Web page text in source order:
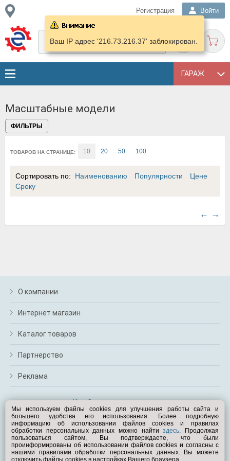
Регистрация Войти
ГАРАЖ
Ваш IP адрес '216.73.216.37' заблокирован.
Масштабные модели
ФИЛЬТРЫ
ТОВАРОВ НА СТРАНИЦЕ: 10 20 50 100
Сортировать по: Наименованию Популярности
Цене
Сроку
← →
О компании
Интернет магазин
Каталог товаров
Партнерство
Реклама
Перейти на полную версию
Вам помочь?
© Exist.ru 1998—2026
Мы используем файлы cookies для улучшения работы сайта и
большего удобства его использования. Более подробную
информацию об использовании файлов cookies и правилах
обработки персональных данных можно найтиздесь. Продолжая
пользоваться сайтом, Вы подтверждаете, что были
проинформированы об использовании файлов cookies и согласны с
нашими правилами обработки персональных данных. Вы можете
отключить файлы cookies в настройках Вашего браузера.